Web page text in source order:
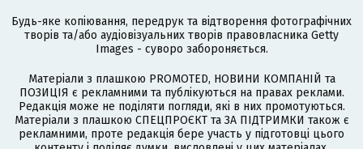
Будь-яке копіювання, передрук та відтворення фотографічних
творів та/або аудіовізуальних творів правовласника Getty
Images - суворо забороняється.
Матеріали з плашкою PROMOTED, НОВИНИ КОМПАНІЙ та
ПОЗИЦІЯ є рекламними та публікуються на правах реклами.
Редакція може не поділяти погляди, які в них промотуються.
Матеріали з плашкою СПЕЦПРОЄКТ та ЗА ПІДТРИМКИ також є
рекламними, проте редакція бере участь у підготовці цього